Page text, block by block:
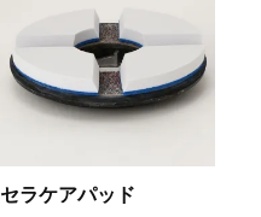
セラケアパッド